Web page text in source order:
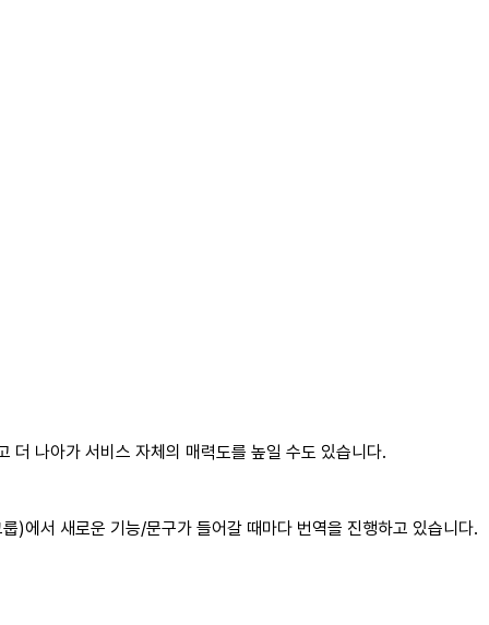
더 나아가 서비스 자체의 매력도를 높일 수도 있습니다.
에서 새로운 기능/문구가 들어갈 때마다 번역을 진행하고 있습니다.